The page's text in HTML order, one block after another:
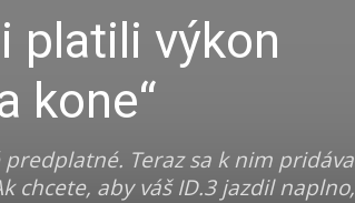
platili výkon
kone“
Teraz sa k nim pridáva
chcete, aby váš ID.3 jazdil naplno,